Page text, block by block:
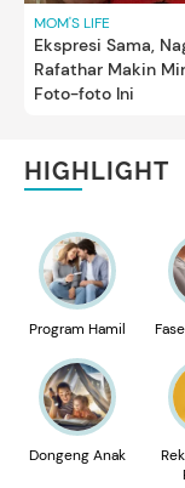
MOM'S LIFE
Ekspresi Sama,
Rafathar Makin
Foto-foto Ini
HIGHLIGHT
Program Hamil
Dongeng Anak